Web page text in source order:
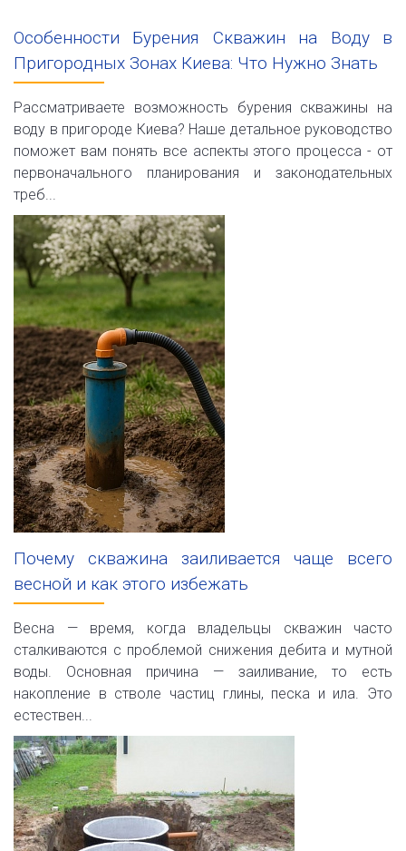
Особенности Бурения Скважин на Воду в
Пригородных Зонах Киева: Что Нужно Знать
Рассматриваете возможность бурения скважины на
воду в пригороде Киева? Наше детальное руководство
поможет вам понять все аспекты этого процесса - от
первоначального планирования и законодательных
треб...
Почему скважина заиливается чаще всего
весной и как этого избежать
Весна — время, когда владельцы скважин часто
сталкиваются с проблемой снижения дебита и мутной
воды. Основная причина — заиливание, то есть
накопление в стволе частиц глины, песка и ила. Это
естествен...